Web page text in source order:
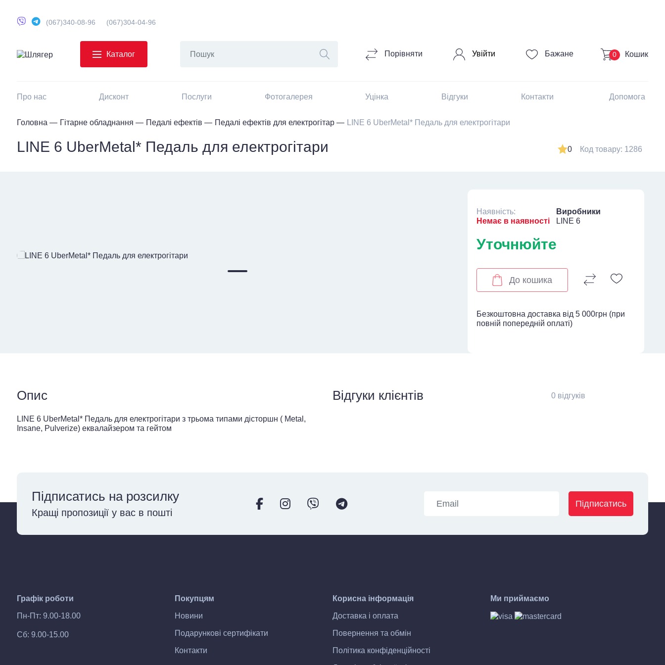
(067)340-08-96 (067)304-04-96
Каталог Порівняти Увійти Бажане Кошик
0
Про нас Дисконт Послуги Фотогалерея Уцінка Відгуки Контакти Допомога
Головна Гітарне обладнання Педалі ефектів Педалі ефектів для електрогітар LINE 6 UberMetal* Педаль для електрогітари
LINE 6 UberMetal* Педаль для електрогітари 0 Код товару: 1286
Наявність:
Немає в наявності
Виробники
LINE 6
Уточнюйте
До кошика
Безкоштовна доставка від 5 000грн (при
повній попередній оплаті)
Опис
LINE 6 UberMetal* Педаль для електрогітари з трьома типами дісторшн ( Metal,
Insane, Pulverize) еквалайзером та гейтом
Відгуки клієнтів 0 відгуків
Підписатись на розсилку
Кращі пропозиції у вас в пошті
Підписатись
Графік роботи
Пн-Пт: 9.00-18.00
Сб: 9.00-15.00
Покупцям
Новини
Подарункові сертифікати
Контакти
Корисна інформація
Доставка і оплата
Повернення та обмін
Політика конфіденційності
Ми приймаємо